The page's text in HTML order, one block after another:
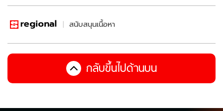
สนับสนุนเนื้อหา
กลับขึ้นไปด้านบน